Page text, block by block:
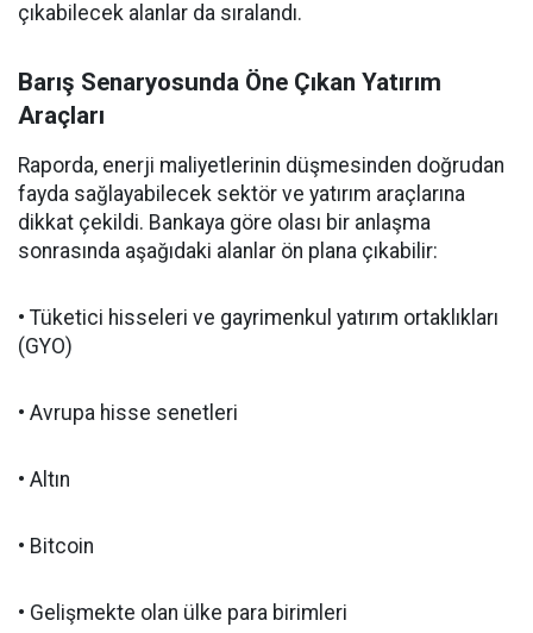
çıkabilecek alanlar da sıralandı.
Barış Senaryosunda Öne Çıkan Yatırım
Araçları
Raporda, enerji maliyetlerinin düşmesinden doğrudan
fayda sağlayabilecek sektör ve yatırım araçlarına
dikkat çekildi. Bankaya göre olası bir anlaşma
sonrasında aşağıdaki alanlar ön plana çıkabilir:
• Tüketici hisseleri ve gayrimenkul yatırım ortaklıkları
(GYO)
• Avrupa hisse senetleri
• Altın
• Bitcoin
• Gelişmekte olan ülke para birimleri